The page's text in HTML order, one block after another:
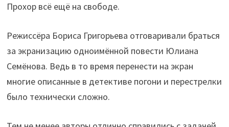
Прохор всё ещё на свободе.
Режиссёра Бориса Григорьева отговаривали браться
за экранизацию одноимённой повести Юлиана
Семёнова. Ведь в то время перенести на экран
многие описанные в детективе погони и перестрелки
было технически сложно.